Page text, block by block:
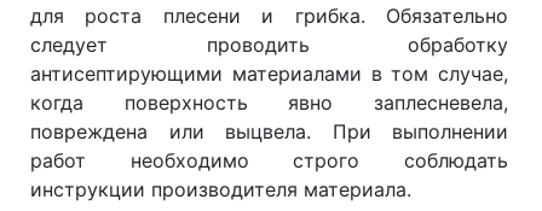
для роста плесени и грибка. Обязательно
следует проводить обработку
антисептирующими материалами в том случае,
когда поверхность явно заплесневела,
повреждена или выцвела. При выполнении
работ необходимо строго соблюдать
инструкции производителя материала.